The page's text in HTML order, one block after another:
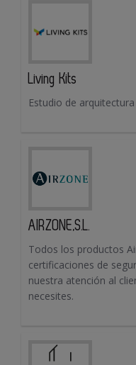
Living Kits
Estudio de arquitectura
AIRZONE,S.L.
Todos los productos
certificaciones de
nuestra atención al
necesites.